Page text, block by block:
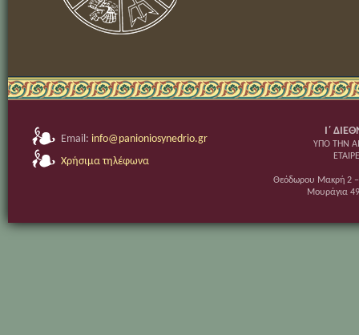
Email: info@panioniosynedrio.gr
Χρήσιμα τηλέφωνα
Ι΄
ΥΠΟ ΤΗΝ
Θεόδωρου Μακρή 2
Μουράγια